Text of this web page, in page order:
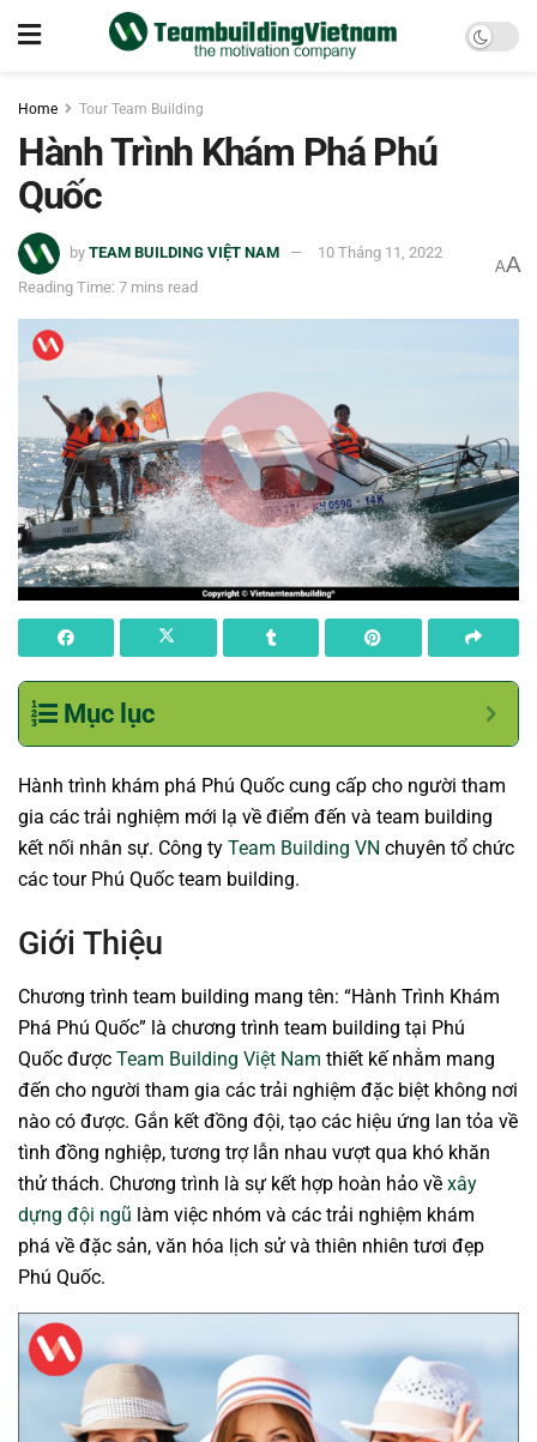
Home Tour Team Building
Hành Trình Khám Phá Phú
Quốc
by TEAM BUILDING VIỆT NAM
10 Tháng 11, 2022
Reading Time: 7 mins read
AA
Mục lục
Hành trình khám phá Phú Quốc cung cấp cho người tham
gia các trải nghiệm mới lạ về điểm đến và team building
kết nối nhân sự. Công ty Team Building VN chuyên tổ chức
các tour Phú Quốc team building.
Giới Thiệu
Chương trình team building mang tên: “Hành Trình Khám
Phá Phú Quốc” là chương trình team building tại Phú
Quốc được Team Building Việt Nam thiết kế nhằm mang
đến cho người tham gia các trải nghiệm đặc biệt không nơi
nào có được. Gắn kết đồng đội, tạo các hiệu ứng lan tỏa về
tình đồng nghiệp, tương trợ lẫn nhau vượt qua khó khăn
thử thách. Chương trình là sự kết hợp hoàn hảo về xây
dựng đội ngũ làm việc nhóm và các trải nghiệm khám
phá về đặc sản, văn hóa lịch sử và thiên nhiên tươi đẹp
Phú Quốc.